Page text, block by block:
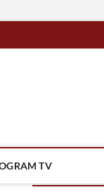
TV